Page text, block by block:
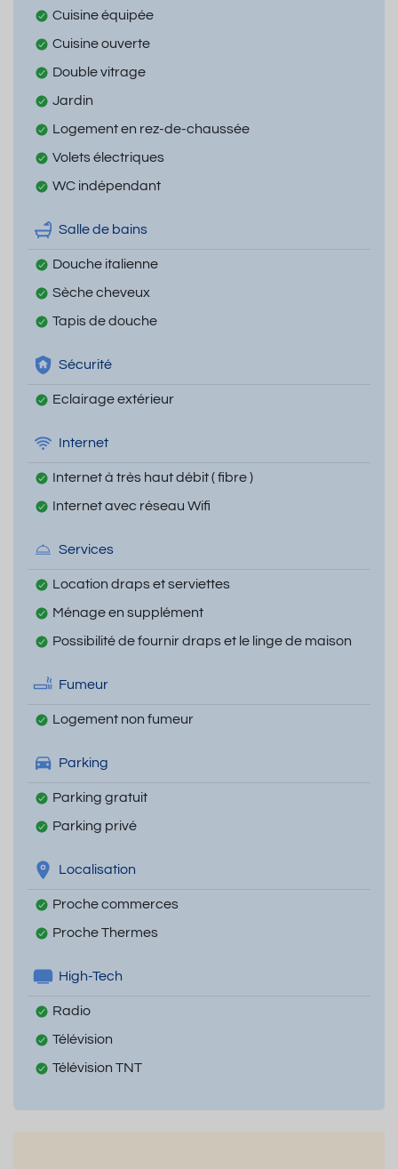
Cuisine équipée
Cuisine ouverte
Double vitrage
Jardin
Logement en rez-de-chaussée
Volets électriques
WC indépendant
Salle de bains
Douche italienne
Sèche cheveux
Tapis de douche
Sécurité
Eclairage extérieur
Internet
Internet à très haut débit ( fibre )
Internet avec réseau Wifi
Services
Location draps et serviettes
Ménage en supplément
Possibilité de fournir draps et le linge de maison
Fumeur
Logement non fumeur
Parking
Parking gratuit
Parking privé
Localisation
Proche commerces
Proche Thermes
High-Tech
Radio
Télévision
Télévision TNT